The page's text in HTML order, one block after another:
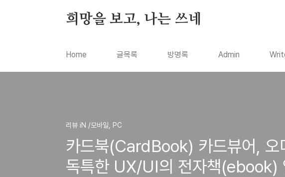
희망을 보고, 나는 쓰네
Home 글목록 방명록 Admin
리뷰 iN /모바일, PC
카드북(CardBook) 카드뷰어, 오
독특한 UX/UI의 전자책(ebook)